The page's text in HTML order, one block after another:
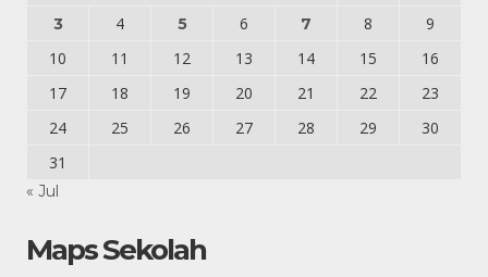
3 4 5 6 7 8
9
10
11 12 13 14 15
16
17
18 19 20 21 22
23
24
25 26 27 28 29
30
31
« Jul
Maps Sekolah